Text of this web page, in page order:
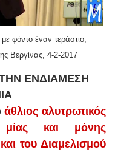
φόντο έναν τεράστιο,
Βεργίνας, 4-2-2017
ΕΝΔΙΑΜΕΣΗ
άθλιος αλυτρωτικός
και μόνης
του Διαμελισμού